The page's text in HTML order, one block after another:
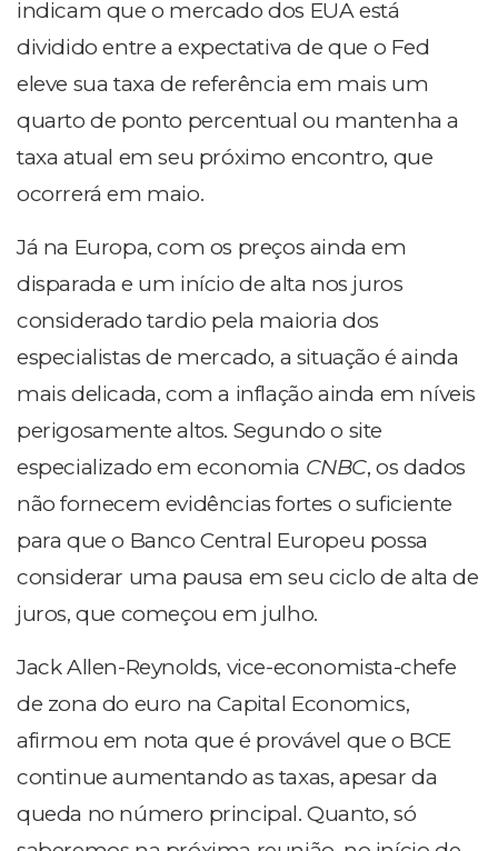
indicam que o mercado dos EUA está
dividido entre a expectativa de que o Fed
eleve sua taxa de referência em mais um
quarto de ponto percentual ou mantenha a
taxa atual em seu próximo encontro, que
ocorrerá em maio.
Já na Europa, com os preços ainda em
disparada e um início de alta nos juros
considerado tardio pela maioria dos
especialistas de mercado, a situação é ainda
mais delicada, com a inflação ainda em níveis
perigosamente altos. Segundo o site
especializado em economia CNBC, os dados
não fornecem evidências fortes o suficiente
para que o Banco Central Europeu possa
considerar uma pausa em seu ciclo de alta de
juros, que começou em julho.
Jack Allen-Reynolds, vice-economista-chefe
de zona do euro na Capital Economics,
afirmou em nota que é provável que o BCE
continue aumentando as taxas, apesar da
queda no número principal. Quanto, só